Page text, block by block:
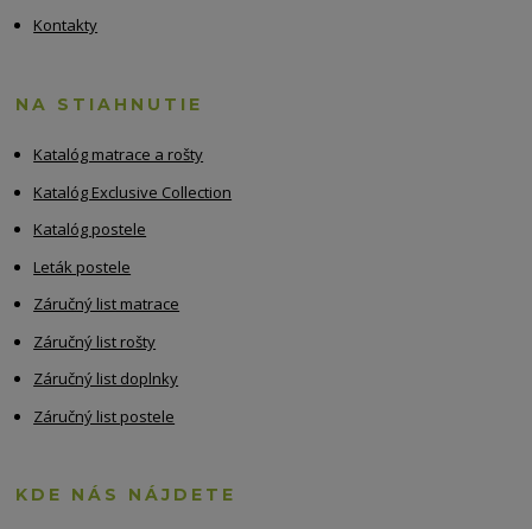
Kontakty
NA STIAHNUTIE
Katalóg matrace a rošty
Katalóg Exclusive Collection
Katalóg postele
Leták postele
Záručný list matrace
Záručný list rošty
Záručný list doplnky
Záručný list postele
KDE NÁS NÁJDETE